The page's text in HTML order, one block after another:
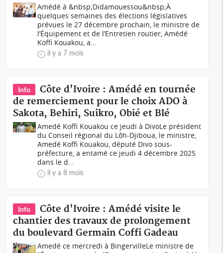
Amédé à &nbsp;Didamouessou&nbsp;À
quelques semaines des élections législatives
prévues le 27 décembre prochain, le ministre de
l’Équipement et de l’Entretien routier, Amédé
Koffi Kouakou, a...
il y a 7 mois
Info
Côte d'Ivoire : Amédé en tournée
de remerciement pour le choix ADO à
Sakota, Behiri, Suikro, Obié et Blé
Amedé Koffi Kouakou ce jeudi à DivoLe président
du Conseil régional du Lôh-Djiboua, le ministre,
Amedé Koffi Kouakou, député Divo sous-
préfecture, a entamé ce jeudi 4 décembre 2025
dans le d...
il y a 8 mois
Info
Côte d'Ivoire : Amédé visite le
chantier des travaux de prolongement
du boulevard Germain Coffi Gadeau
Amedé ce mercredi à BingervilleLe ministre de